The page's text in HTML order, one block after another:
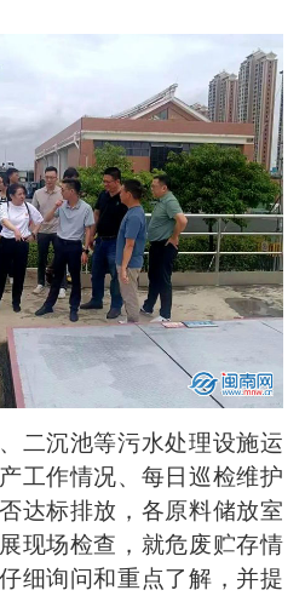
沉池等污水处理设施运
工作情况、每日巡检维护
达标排放，各原料储放室
现场检查，就危废贮存情
细询问和重点了解，并提